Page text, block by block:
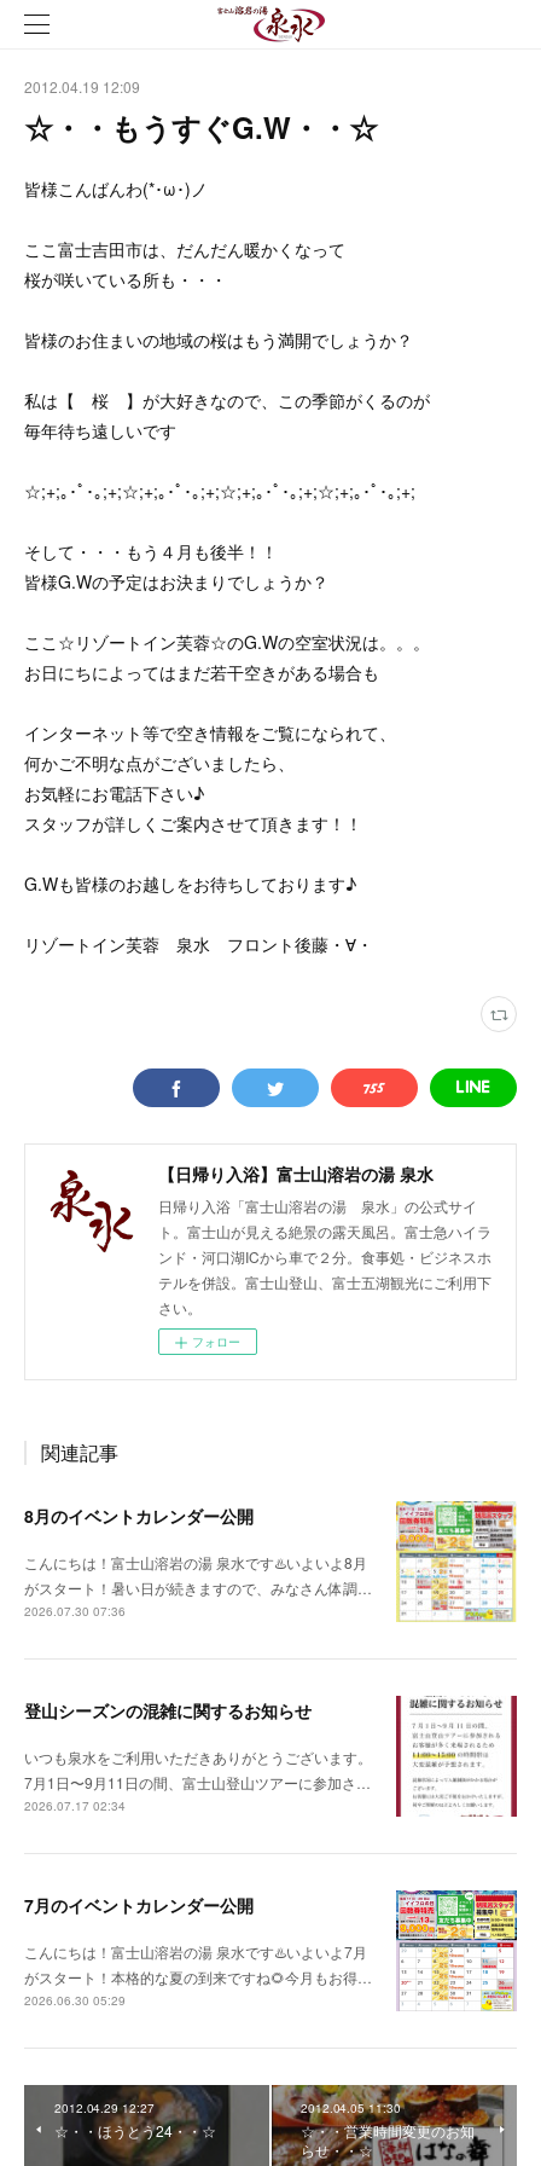
2012.04.19 12:09
☆・・もうすぐG.W・・☆
皆様こんばんわ(*･ω･)ノ
ここ富士吉田市は、だんだん暖かくなって
桜が咲いている所も・・・
皆様のお住まいの地域の桜はもう満開でしょうか？
私は【 桜 】が大好きなので、この季節がくるのが
毎年待ち遠しいです
☆;+;｡･ﾟ･｡;+;☆;+;｡･ﾟ･｡;+;☆;+;｡･ﾟ･｡;+;☆;+;｡･ﾟ･｡;+;
そして・・・もう４月も後半！！
皆様G.Wの予定はお決まりでしょうか？
ここ☆リゾートイン芙蓉☆のG.Wの空室状況は。。。
お日にちによってはまだ若干空きがある場合も
インターネット等で空き情報をご覧になられて、
何かご不明な点がございましたら、
お気軽にお電話下さい♪
スタッフが詳しくご案内させて頂きます！！
G.Wも皆様のお越しをお待ちしております♪
リゾートイン芙蓉 泉水 フロント後藤・∀・
【日帰り入浴】富士山溶岩の湯 泉水
日帰り入浴「富士山溶岩の湯 泉水」の公式サイ
ト。富士山が見える絶景の露天風呂。富士急ハイラ
ンド・河口湖ICから車で２分。食事処・ビジネスホ
テルを併設。富士山登山、富士五湖観光にご利用下
さい。
フォロー
関連記事
8月のイベントカレンダー公開
こんにちは！富士山溶岩の湯 泉水です♨️いよいよ8月
がスタート！暑い日が続きますので、みなさん体調…
2026.07.30 07:36
登山シーズンの混雑に関するお知らせ
いつも泉水をご利用いただきありがとうございます。
7月1日〜9月11日の間、富士山登山ツアーに参加さ…
2026.07.17 02:34
7月のイベントカレンダー公開
こんにちは！富士山溶岩の湯 泉水です♨️いよいよ7月
がスタート！本格的な夏の到来ですね🌻今月もお得…
2026.06.30 05:29
2012.04.29 12:27
☆・・ほうとう24・・☆
2012.04.05 11:30
☆・・営業時間変更のお知
らせ・・☆